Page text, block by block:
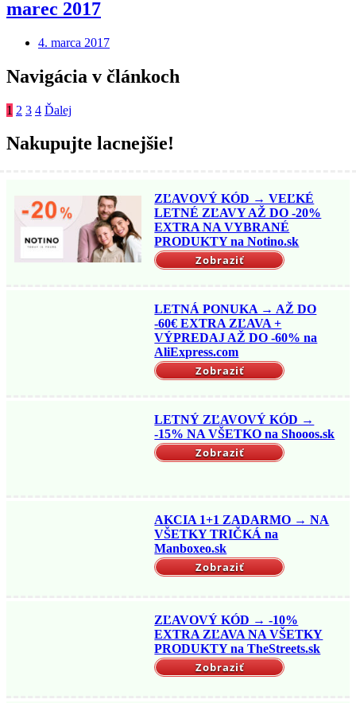
marec 2017
4. marca 2017
Navigácia v článkoch
1 2 3 4 Ďalej
Nakupujte lacnejšie!
ZĽAVOVÝ KÓD → VEĽKÉ
LETNÉ ZĽAVY AŽ DO -20%
EXTRA NA VYBRANÉ
PRODUKTY na Notino.sk
Zobraziť
LETNÁ PONUKA → AŽ DO
-60€ EXTRA ZĽAVA +
VÝPREDAJ AŽ DO -60% na
AliExpress.com
Zobraziť
LETNÝ ZĽAVOVÝ KÓD →
-15% NA VŠETKO na Shooos.sk
Zobraziť
AKCIA 1+1 ZADARMO → NA
VŠETKY TRIČKÁ na
Manboxeo.sk
Zobraziť
ZĽAVOVÝ KÓD → -10%
EXTRA ZĽAVA NA VŠETKY
PRODUKTY na TheStreets.sk
Zobraziť